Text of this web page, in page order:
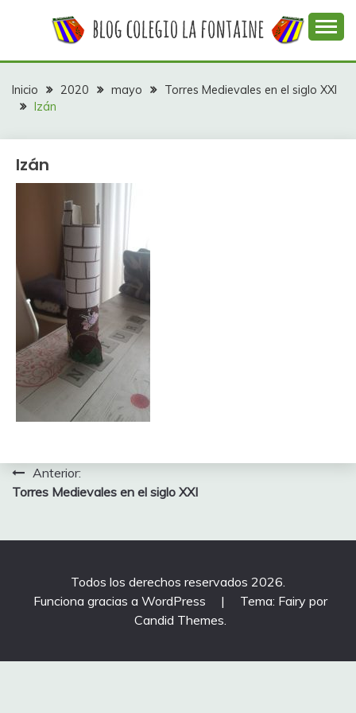
COLEGIO LA
FONTAINE
colegio La Fontaine
Inicio 2020 mayo
Torres Medievales en el siglo XXI
Izán
Izán
Navegación
de
entradas
Anterior:
Torres Medievales en el siglo XXI
Todos los derechos reservados 2026.
Funciona gracias a WordPress
|
Tema: Fairy por
Candid Themes